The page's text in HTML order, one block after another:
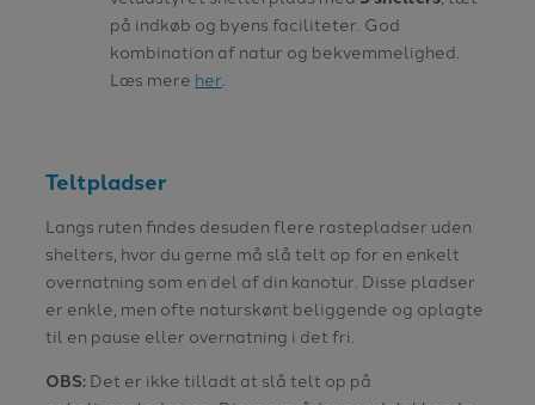
på indkøb og byens faciliteter. God
kombination af natur og bekvemmelighed.
Læs mere her.
Teltpladser
Langs ruten findes desuden flere rastepladser uden
shelters, hvor du gerne må slå telt op for en enkelt
overnatning som en del af din kanotur. Disse pladser
er enkle, men ofte naturskønt beliggende og oplagte
til en pause eller overnatning i det fri.
OBS: Det er ikke tilladt at slå telt op på